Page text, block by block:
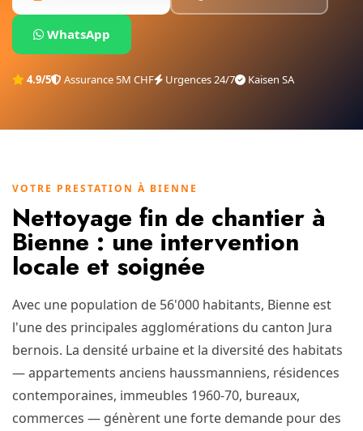
WhatsApp
4.9/5 Assurance 5M CHF Urgences 24/7 Kaisen SA
VOTRE PRESTATION À BIENNE
Nettoyage fin de chantier à
Bienne : une intervention
locale et soignée
Avec une population de 56'000 habitants, Bienne est
l'une des principales agglomérations du canton Jura
bernois. La densité urbaine et la diversité des habitats
— appartements anciens haussmanniens, résidences
contemporaines, immeubles 1960-70, bureaux,
commerces — génèrent une forte demande pour des